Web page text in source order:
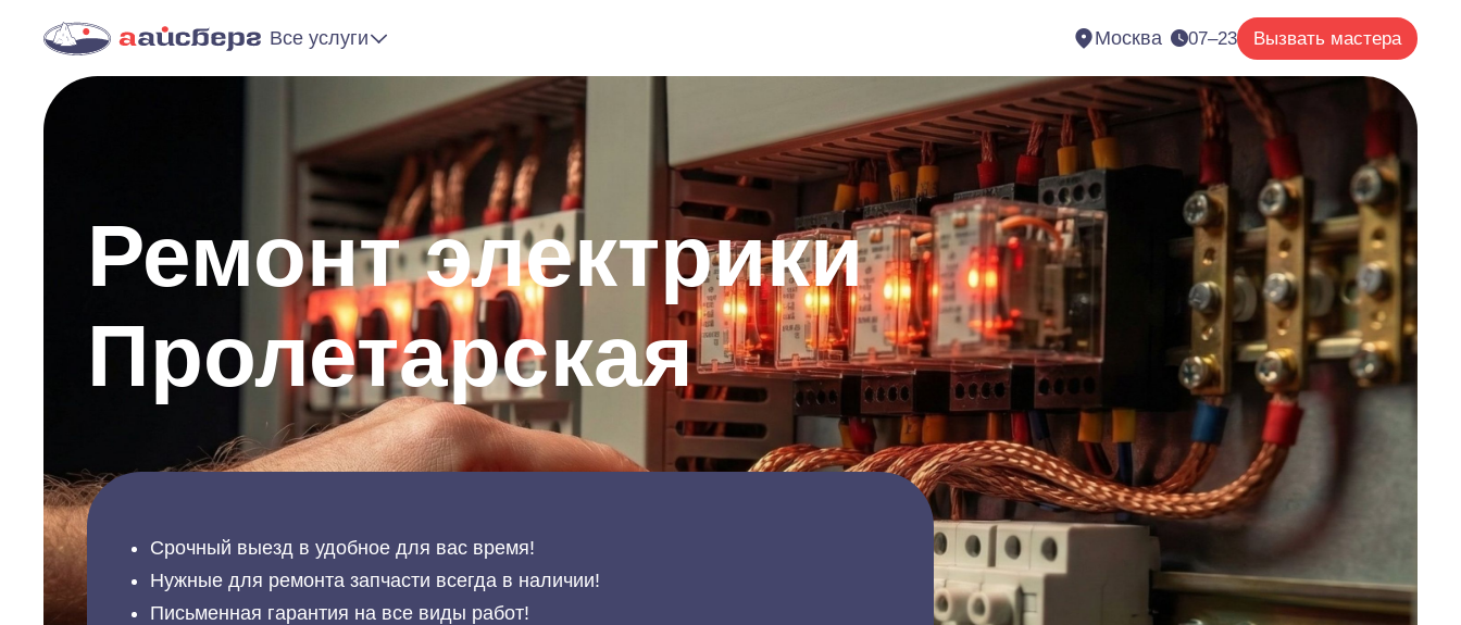
Все услуги Москва 07–23 Вызвать мастера
Ремонт электрики
Пролетарская
Срочный выезд в удобное для вас время!
Нужные для ремонта запчасти всегда в наличии!
Письменная гарантия на все виды работ!